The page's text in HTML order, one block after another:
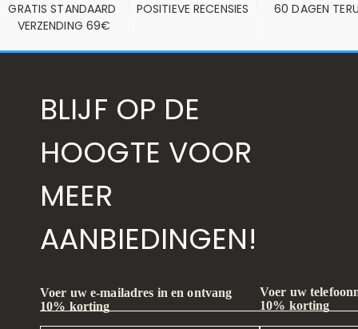
GRATIS STANDAARD
VERZENDING 69€
POSITIEVE RECENSIES 60 DAGEN
BLIJF OP DE
HOOGTE VOOR
MEER
AANBIEDINGEN!
Voer uw e-mailadres in en ontvang
10% korting
Voer uw
10% korting